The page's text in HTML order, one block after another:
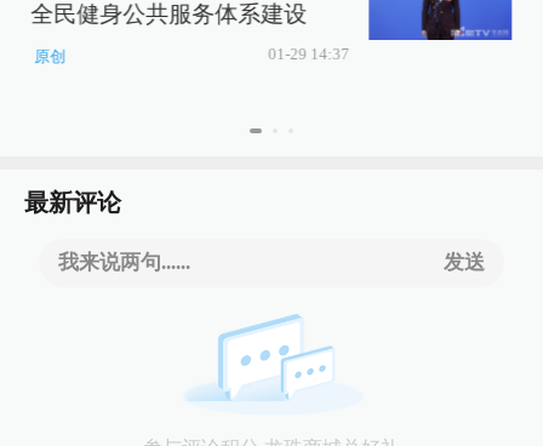
全民健身公共服务体系建设
原创 01-29 14:37
最新评论
我来说两句...... 发送